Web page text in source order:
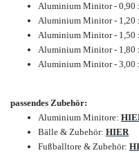
Aluminium Minitor - 0,90
Aluminium Minitor - 1,20
Aluminium Minitor - 1,50
Aluminium Minitor - 1,80
Aluminium Minitor - 3,00
passendes Zubehör:
Aluminium Minitore:
Bälle & Zubehör: HIER
Fußballtore & Zubehör: